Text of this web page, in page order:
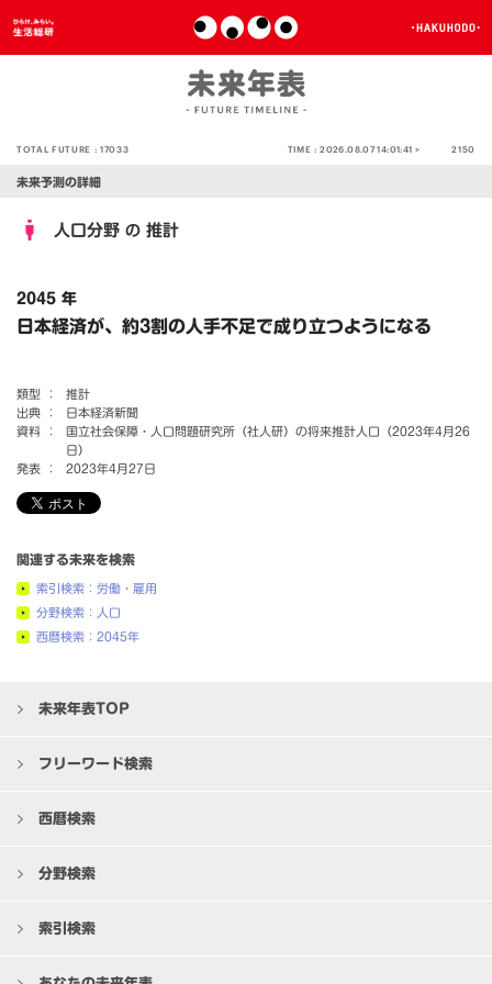
TOTAL FUTURE :17033 TIME :2026.08.07 14:01:41 > 2150
未来予測の詳細
人口分野 の 推計
2045 年
日本経済が、約3割の人手不足で成り立つようになる
類型 ：
推計
出典 ：
日本経済新聞
資料 ：
国立社会保障・人口問題研究所（社人研）の将来推計人口（2023年4月26
日）
発表 ：
2023年4月27日
関連する未来を検索
索引検索：労働・雇用
分野検索：人口
西暦検索：2045年
未来年表TOP
フリーワード検索
西暦検索
分野検索
索引検索